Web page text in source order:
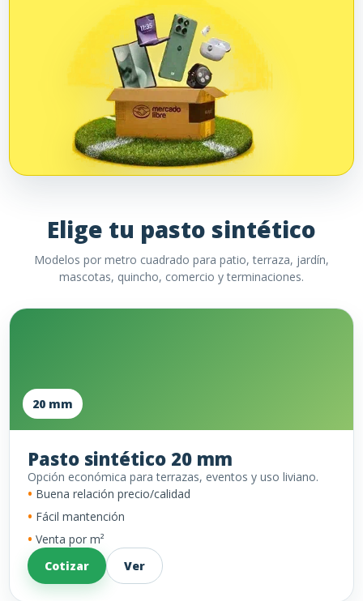
Elige tu pasto sintético
Modelos por metro cuadrado para patio, terraza, jardín,
mascotas, quincho, comercio y terminaciones.
20 mm
Pasto sintético 20 mm
Opción económica para terrazas, eventos y uso liviano.
Buena relación precio/calidad
Fácil mantención
Venta por m²
Cotizar
Ver